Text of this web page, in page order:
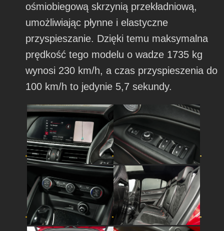
ośmiobiegową skrzynią przekładniową,
umożliwiając płynne i elastyczne
przyspieszanie. Dzięki temu maksymalna
prędkość tego modelu o wadze 1735 kg
wynosi 230 km/h, a czas przyspieszenia do
100 km/h to jedynie 5,7 sekundy.